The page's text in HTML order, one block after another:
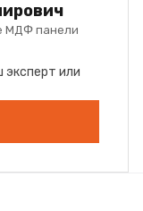
МДФ панели
или